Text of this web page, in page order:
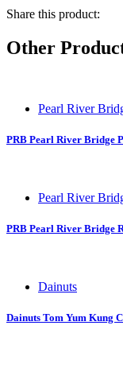
Share this product:
Other
Pearl River
PRB Pearl River Bridge
Pearl River
PRB Pearl River Bridge
Dainuts
Dainuts Tom Yum Kung